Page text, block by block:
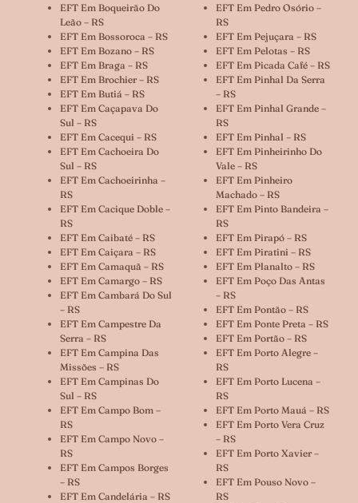
EFT Em Boqueirão Do
Leão – RS
EFT Em Bossoroca – RS
EFT Em Bozano – RS
EFT Em Braga – RS
EFT Em Brochier – RS
EFT Em Butiá – RS
EFT Em Caçapava Do
Sul – RS
EFT Em Cacequi – RS
EFT Em Cachoeira Do
Sul – RS
EFT Em Cachoeirinha –
RS
EFT Em Cacique Doble –
RS
EFT Em Caibaté – RS
EFT Em Caiçara – RS
EFT Em Camaquã – RS
EFT Em Camargo – RS
EFT Em Cambará Do Sul
– RS
EFT Em Campestre Da
Serra – RS
EFT Em Campina Das
Missões – RS
EFT Em Campinas Do
Sul – RS
EFT Em Campo Bom –
RS
EFT Em Campo Novo –
RS
EFT Em Campos Borges
– RS
EFT Em Candelária – RS
EFT Em Pedro Osório –
RS
EFT Em Pejuçara – RS
EFT Em Pelotas – RS
EFT Em Picada Café – RS
EFT Em Pinhal Da Serra
– RS
EFT Em Pinhal Grande –
RS
EFT Em Pinhal – RS
EFT Em Pinheirinho Do
Vale – RS
EFT Em Pinheiro
Machado – RS
EFT Em Pinto Bandeira –
RS
EFT Em Pirapó – RS
EFT Em Piratini – RS
EFT Em Planalto – RS
EFT Em Poço Das Antas
– RS
EFT Em Pontão – RS
EFT Em Ponte Preta – RS
EFT Em Portão – RS
EFT Em Porto Alegre –
RS
EFT Em Porto Lucena –
RS
EFT Em Porto Mauá – RS
EFT Em Porto Vera Cruz
– RS
EFT Em Porto Xavier –
RS
EFT Em Pouso Novo –
RS